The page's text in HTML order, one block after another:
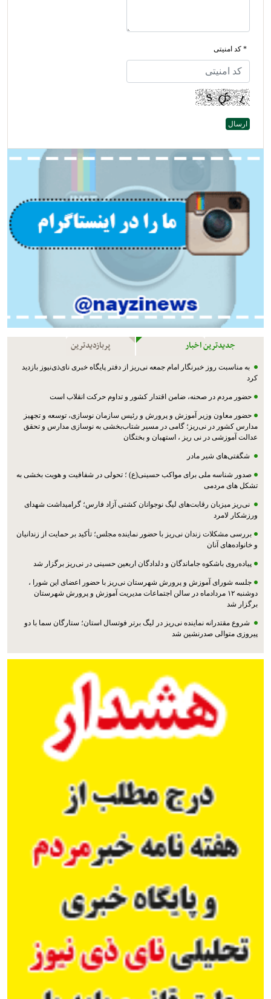
* کد امنیتی
جدیدترین اخبار پربازدیدترین
به مناسبت روز خبرنگار امام جمعه نی‌ریز از دفتر پایگاه خبری نای‌ذی‌نیوز بازدید
کرد
حضور مردم در صحنه، ضامن اقتدار کشور و تداوم حرکت انقلاب است
حضور معاون وزیر آموزش و پرورش و رئیس سازمان نوسازی، توسعه و تجهیز
مدارس کشور در نی‌ریز؛ گامی در مسیر شتاب‌بخشی به نوسازی مدارس و تحقق
عدالت آموزشی در نی ریز ، استهبان و بختگان
شگفتی‌های شیر مادر
صدور شناسه ملی برای مواکب حسینی(ع) ؛ تحولی در شفافیت و هویت بخشی به
تشکل های مردمی
نی‌ریز میزبان رقابت‌های لیگ نوجوانان کشتی آزاد فارس؛ گرامیداشت شهدای
ورزشکار لامرد
بررسی مشکلات زندان نی‌ریز با حضور نماینده مجلس؛ تأکید بر حمایت از زندانیان
و خانواده‌های آنان
پیاده‌روی باشکوه جاماندگان و دلدادگان اربعین حسینی در نی‌ریز برگزار شد
جلسه شورای آموزش و پرورش شهرستان نی‌ریز با حضور اعضای این شورا ،
دوشنبه ۱۲ مردادماه در سالن اجتماعات مدیریت آموزش و پرورش شهرستان
برگزار شد
شروع مقتدرانه نماینده نی‌ریز در لیگ برتر فوتسال استان؛ ستارگان سما با دو
پیروزی متوالی صدرنشین شد